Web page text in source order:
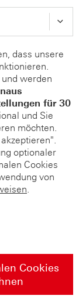
dass unsere
werden
für 30
und Sie
möchten.
optionaler
Cookies
von
.
Cookies